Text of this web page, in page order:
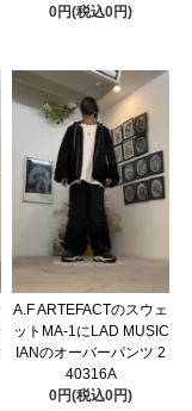
0円(税込0円)
A.F ARTEFACTのスウェ
ットMA-1にLAD MUSIC
IANのオーバーパンツ 2
40316A
0円(税込0円)